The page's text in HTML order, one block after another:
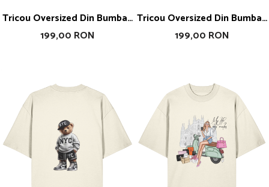
Tricou Oversized Din Bumbac
Organic Enjoy Happier
199,00 RON
Tricou Oversized Din Bumbac
Organic Be The Game
199,00 RON